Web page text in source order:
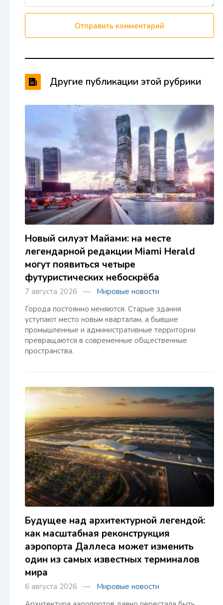
Отправить комментарий
Другие публикации этой рубрики
Новый силуэт Майами: на месте
легендарной редакции Miami Herald
могут появиться четыре
футуристических небоскрёба
7 августа 2026 — Мировые новости
Города постоянно меняются. Старые здания
уступают место новым кварталам, а бывшие
промышленные и административные территории
превращаются в современные общественные
пространства.
Будущее над архитектурной легендой:
как масштабная реконструкция
аэропорта Даллеса может изменить
один из самых известных терминалов
мира
6 августа 2026 — Мировые новости